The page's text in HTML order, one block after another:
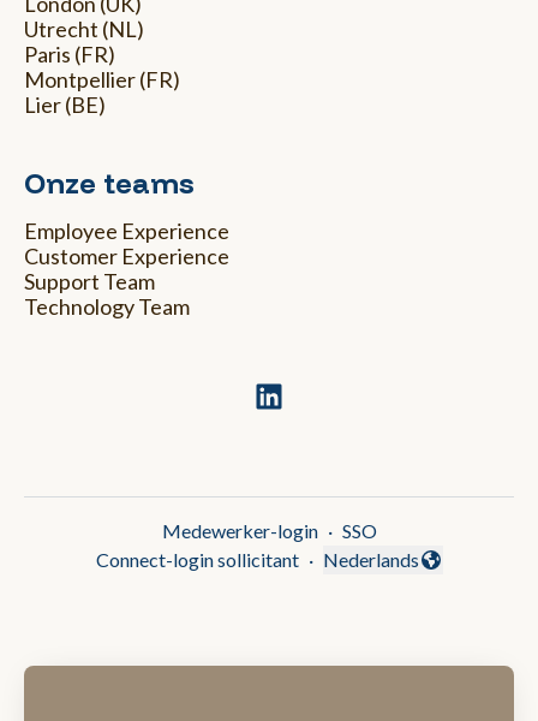
Utrecht (NL)
Paris (FR)
Montpellier (FR)
Lier (BE)
Onze teams
Employee Experience
Customer Experience
Support Team
Technology Team
Medewerker-login · SSO
Connect-login sollicitant ·
Taal wijzigen
Nederlands